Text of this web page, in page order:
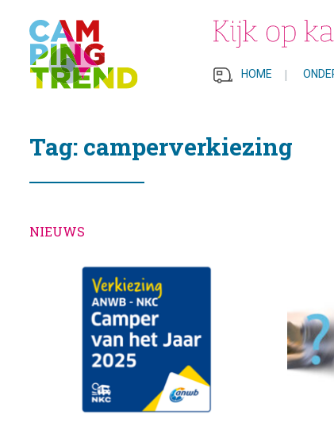
HOME |
Tag: camperverkiezing
NIEUWS